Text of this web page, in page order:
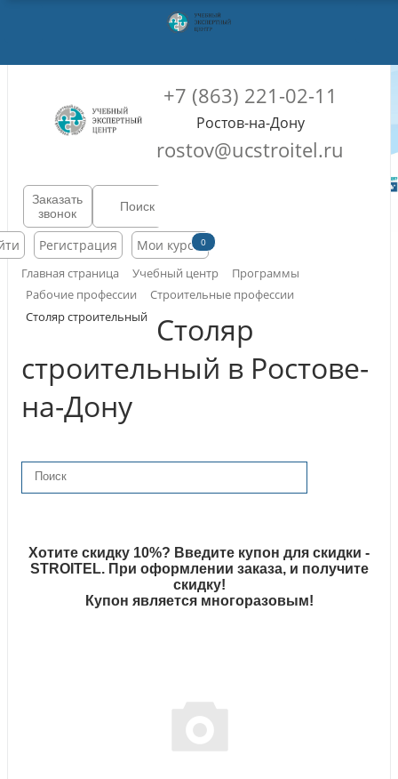
+7 (863) 221-02-11
Ростов-на-Дону
rostov@ucstroitel.ru
Заказать
звонок
Регистрация Мои курсы0
Главная страница Учебный центр
Программы
Рабочие профессии
Строительные профессии
Столяр строительный
Столяр
строительный в Ростове-
на-Дону
Хотите скидку 10%? Введите купон для скидки -
STROITEL. При оформлении заказа, и получите
скидку!
Купон является многоразовым!